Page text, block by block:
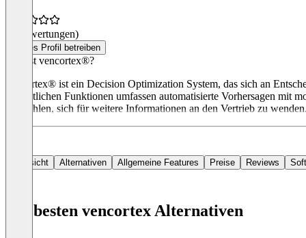
(0 Bewertungen)
Dieses Profil betreiben
Was ist vencortex®?
vencortex® ist ein Decision Optimization System, das sich an
wesentlichen Funktionen umfassen automatisierte Vorhersagen
empfohlen, sich für weitere Informationen an den Vertrieb zu wenden.
Übersicht Alternativen Allgemeine Features Preise Reviews
Die besten vencortex Alternativen